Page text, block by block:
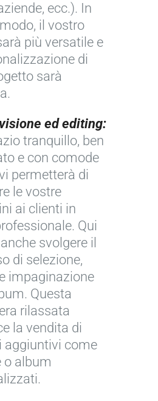
ecc.). In
il vostro
più versatile e
di
sarà
ed editing:
tranquillo, ben
e con comode
permetterà di
le vostre
ai clienti in
Qui
svolgere il
di selezione,
impaginazione
Questa
rilassata
la vendita di
aggiuntivi come
o album